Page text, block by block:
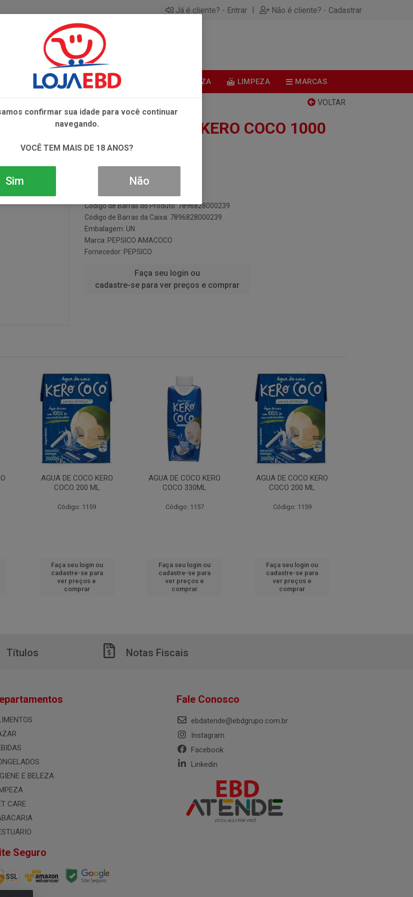
Já é cliente? - Entrar | Não é cliente? - Cadastrar
BEBIDAS CONGELADOS HIGIENE E BELEZA LIMPEZA MARCAS
VOLTAR
1000 ML
AGUA DE COCO KERO COCO 1000
ML
Código: 1158
Código de Barras do Produto: 7896828000239
Código de Barras da Caixa: 7896828000239
Embalagem: UN
Marca: PEPSICO AMACOCO
Fornecedor: PEPSICO
Faça seu login ou
cadastre-se para ver preços e comprar
AGUA DE COCO KERO
COCO 200 ML
Código: 1159
Faça seu login ou
cadastre-se para
ver preços e
comprar
AGUA DE COCO KERO
COCO 330ML
Código: 1157
Faça seu login ou
cadastre-se para
ver preços e
comprar
AGUA DE COCO KERO
COCO 200 ML
Código: 1159
Faça seu login ou
cadastre-se para
ver preços e
comprar
Títulos Notas Fiscais
E BELEZA
CARE
Seguro
Fale Conosco
ebdatende@ebdgrupo.com.br
Instagram
Facebook
Linkedin
confirmar sua idade para você continuar
navegando.
VOCÊ TEM MAIS DE 18 ANOS?
Sim Não